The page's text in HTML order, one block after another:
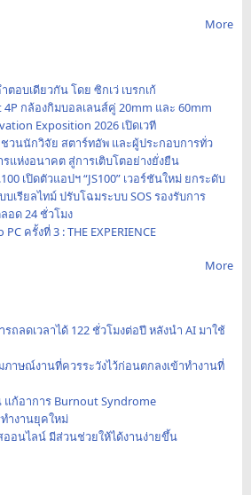
More
อบเดียวกัน โดย ซิกเว่ เบรกเก้
4P กล้องกิมบอลเลนส์คู่ 20mm และ 60mm
Exposition 2026 เปิดเวที
วนนักวิจัย สตาร์ทอัพ และผู้ประกอบการทั่ว
แห่งอนาคต สู่การเติบโตอย่างยั่งยืน
เปิดตัวแอปฯ “JS100” เวอร์ชันใหม่ ยกระดับ
เรียลไทม์ ปรับโฉมระบบ SOS รองรับการ
อด 24 ชั่วโมง
ครั้งที่ 3 : THE EXPERIENCE
More
ถลดเวลาได้ 122 ชั่วโมงต่อปี หลังนำ AI มาใช้
าษณ์งานที่ควรระวังไว้ก่อนตกลงเข้าทำงานที่
แก้อาการ Burnout Syndrome
ำงานยุคใหม่
ออนไลน์ มีส่วนช่วยให้ได้งานง่ายขึ้น